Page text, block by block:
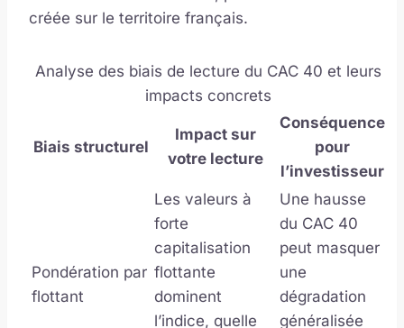
créée sur le territoire français.
Analyse des biais de lecture du CAC 40 et leurs
impacts concrets
Biais structurel
Impact sur
votre lecture
Conséquence
pour
l’investisseur
Pondération par
flottant
Les valeurs à
forte
capitalisation
flottante
dominent
l’indice, quelle
Une hausse
du CAC 40
peut masquer
une
dégradation
généralisée